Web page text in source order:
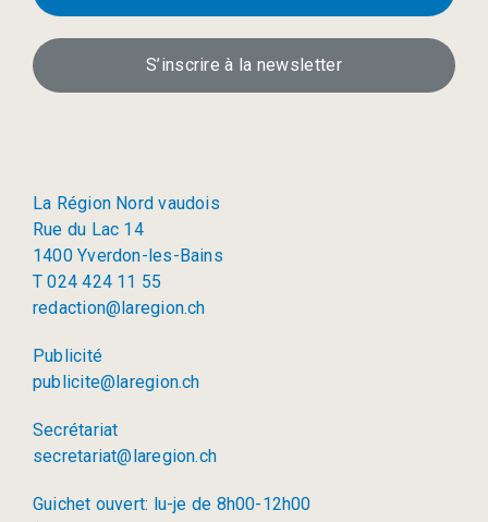
S’inscrire à la newsletter
La Région Nord vaudois
Rue du Lac 14
1400 Yverdon-les-Bains
T 024 424 11 55
redaction@laregion.ch
Publicité
publicite@laregion.ch
Secrétariat
secretariat@laregion.ch
Guichet ouvert: lu-je de 8h00-12h00